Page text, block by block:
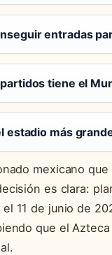
entradas
tiene el
estadio más
mexicano
es clara:
el 11 de junio de
que el